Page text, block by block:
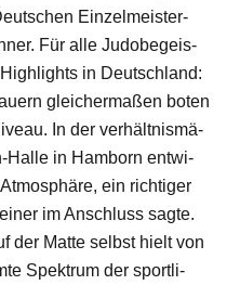
Ein­zel­meis­ter­
Für alle Judo­be­geis­
in Deutsch­land:
glei­cher­ma­ßen boten
In der ver­hält­nis­mä­
Halle in Ham­born ent­wi­
ein rich­ti­ger
im Anschluss sagte.
der Matte selbst hielt von
Spek­trum der sport­li­